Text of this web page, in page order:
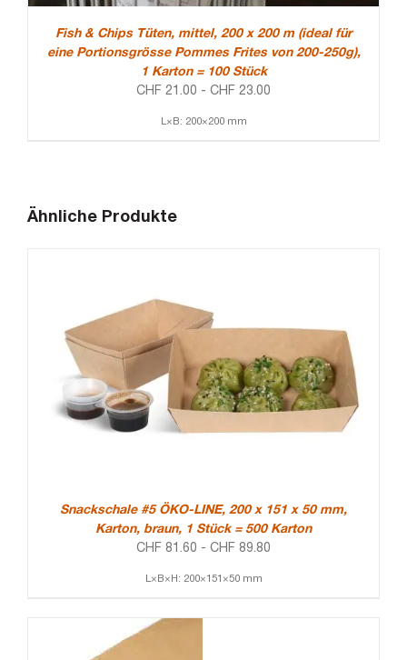
Fish & Chips Tüten, mittel, 200 x 200 m (ideal für
eine Portionsgrösse Pommes Frites von 200-250g),
1 Karton = 100 Stück
CHF 21.00 - CHF 23.00
L×B: 200×200 mm
Ähnliche Produkte
Snackschale #5 ÖKO-LINE, 200 x 151 x 50 mm,
Karton, braun, 1 Stück = 500 Karton
CHF 81.60 - CHF 89.80
L×B×H: 200×151×50 mm